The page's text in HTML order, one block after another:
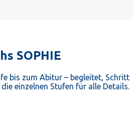
SOPHIE
bis zum Abitur – begleitet, Schritt
einzelnen Stufen für alle Details.